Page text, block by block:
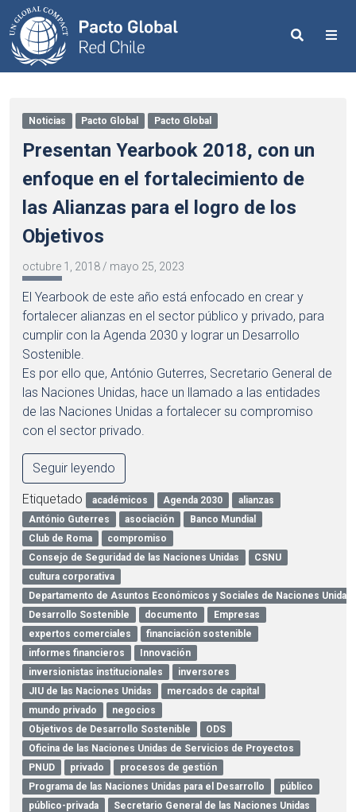
Search
Noticias Pacto Global Pacto Global
Presentan Yearbook 2018, con un
enfoque en el fortalecimiento de
las Alianzas para el logro de los
Objetivos
octubre 1, 2018 / mayo 25, 2023
El Yearbook de este año está enfocado en crear y
fortalecer alianzas en el sector público y privado, para
cumplir con la Agenda 2030 y lograr un Desarrollo
Sostenible.
Es por ello que, António Guterres, Secretario General de
las Naciones Unidas, hace un llamado a las entidades
de las Naciones Unidas a fortalecer su compromiso
con el sector privado.
Seguir leyendo
Etiquetado académicos Agenda 2030
alianzas
António Guterres
asociación
Banco Mundial
Club de Roma
compromiso
Consejo de Seguridad de las Naciones Unidas
CSNU
cultura corporativa
Departamento de Asuntos Económicos y Sociales de Naciones Unidas
Desarrollo Sostenible
documento
Empresas
expertos comerciales
financiación sostenible
informes financieros
Innovación
inversionistas institucionales
inversores
JIU de las Naciones Unidas
mercados de capital
mundo privado
negocios
Objetivos de Desarrollo Sostenible
ODS
Oficina de las Naciones Unidas de Servicios de Proyectos
PNUD
privado
procesos de gestión
Programa de las Naciones Unidas para el Desarrollo
público
público-privada
Secretario General de las Naciones Unidas